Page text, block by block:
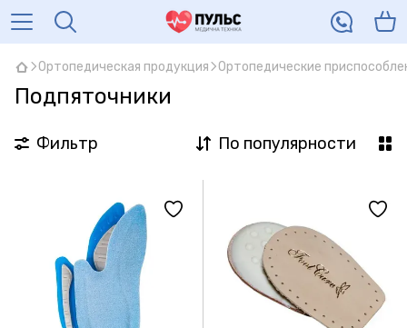
Ортопедическая продукция Ортопедические
Подпяточники
Фильтр По популярности